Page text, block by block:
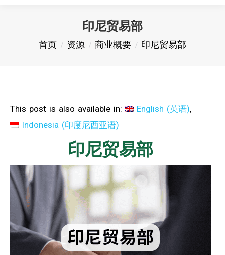
印尼贸易部
您在这里：
首页 资源 商业概要 印尼贸易部
This post is also available in: English (英语)
Indonesia (印度尼西亚语)
印尼贸易部